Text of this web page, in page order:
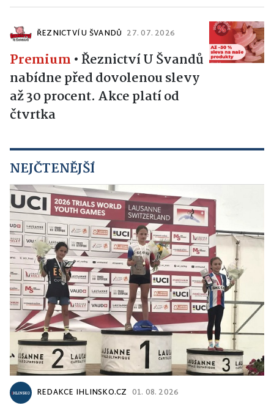
ŘEZNICTVÍ U ŠVANDŮ 27. 07. 2026
Premium •Řeznictví U Švandů
nabídne před dovolenou slevy
až 30 procent. Akce platí od
čtvrtka
NEJČTENĚJŠÍ
REDAKCE IHLINSKO.CZ 01. 08. 2026